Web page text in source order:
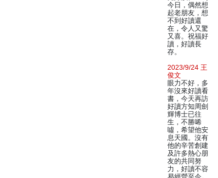
今日，偶然想
起老朋友，想
不到好讀還
在，令人又驚
又喜。祝福好
讀，好讀長
存。
2023/9/24 王
俊文
眼力不好，多
年沒來好讀看
書，今天再訪
好讀方知周劍
輝博士已往
生，不勝唏
噓，希望他安
息天國。沒有
他的辛苦創建
及許多熱心朋
友的共同努
力，好讀不容